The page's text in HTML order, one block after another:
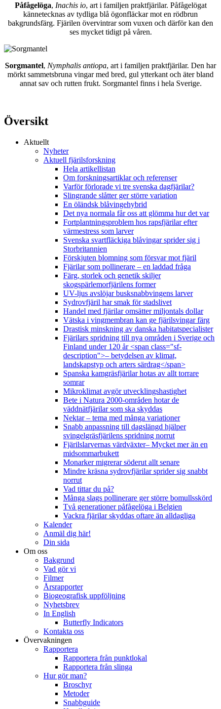
Påfågelöga, Inachis io, art i familjen praktfjärilar. Påfågelögat
kännetecknas av tydliga blå ögonfläckar mot en rödbrun
bakgrundsfärg. Fjärilen övervintrar som vuxen och därför kan den
ses mycket tidigt på våren.
Sorgmantel, Nymphalis antiopa, art i familjen praktfjärilar. Den har
mörkt sammetsbruna vingar med bred, gul ytterkant och äter bland
annat sav och rutten frukt. Sorgmantel finns i hela Sverige.
Översikt
Aktuellt
Nyheter
Aktuell fjärilsforskning
Hela artikellistan
Om forskningsartiklar och referenser
Varför förlorade vi tre svenska dagfjärilar?
Slingrande slåtter ger större variation
En öländsk blåvingehybrid
Det nya normala får oss att glömma hur det var
Fortplantningsproblem hos rapsfjärilar efter
värmestress som larver
Svenska svartfläckiga blåvingar sprider sig i
Storbritannien
Förskjuten blomning som försvar mot fjäril
Fjärilar som pollinerare – en laddad fråga
Färg, storlek och genetik skiljer
skogspärlemorfjärilens former
UV-ljus avslöjar busksnabbvingens larver
Sydrovfjäril har smak för stadslivet
Handel med fjärilar omsätter miljontals dollar
Vätska i vingmembran kan ge fjärilsvingar färg
Drastisk minskning av danska habitatspecialister
Fjärilars spridning till nya områden i Sverige och
Finland under 120 år <span class="sf-
description">– betydelsen av klimat,
landskapstyp och arters särdrag</span>
Spanska kamgräsfjärilar hotas av allt torrare
somrar
Mikroklimat avgör utvecklingshastighet
Bete i Natura 2000-områden hotar de
väddnätfjärilar som ska skyddas
Nektar – tema med många variationer
Snabb anpassning till dagslängd hjälper
svingelgräsfjärilens spridning norrut
Fjärilslarvernas värdväxter– Mycket mer än en
midsommarbukett
Monarker migrerar söderut allt senare
Mindre kräsna sydrovfjärilar sprider sig snabbt
norrut
Vad tittar du på?
Många slags pollinerare ger större bomullsskörd
Två generationer påfågelöga i Belgien
Vackra fjärilar skyddas oftare än alldagliga
Kalender
Anmäl dig här!
Din sida
Om oss
Bakgrund
Vad gör vi
Filmer
Årsrapporter
Biogeografisk uppföljning
Nyhetsbrev
In English
Butterfly Indicators
Kontakta oss
Övervakningen
Rapportera
Rapportera från punktlokal
Rapportera från slinga
Hur gör man?
Broschyr
Metoder
Snabbguide